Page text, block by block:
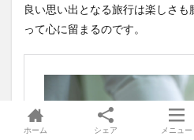
良い思い出となる旅行は楽しさ
って心に留まるのです。
ホーム シェア メニュー